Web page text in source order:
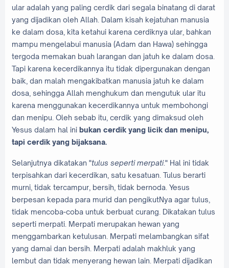
ular adalah yang paling cerdik dari segala binatang di darat
yang dijadikan oleh Allah. Dalam kisah kejatuhan manusia
ke dalam dosa, kita ketahui karena cerdiknya ular, bahkan
mampu mengelabui manusia (Adam dan Hawa) sehingga
tergoda memakan buah larangan dan jatuh ke dalam dosa.
Tapi karena kecerdikannya itu tidak dipergunakan dengan
baik, dan malah mengakibatkan manusia jatuh ke dalam
dosa, sehingga Allah menghukum dan mengutuk ular itu
karena menggunakan kecerdikannya untuk membohongi
dan menipu. Oleh sebab itu, cerdik yang dimaksud oleh
Yesus dalam hal ini bukan cerdik yang licik dan menipu,
tapi cerdik yang bijaksana.
Selanjutnya dikatakan "tulus seperti merpati." Hal ini tidak
terpisahkan dari kecerdikan, satu kesatuan. Tulus berarti
murni, tidak tercampur, bersih, tidak bernoda. Yesus
berpesan kepada para murid dan pengikutNya agar tulus,
tidak mencoba-coba untuk berbuat curang. Dikatakan tulus
seperti merpati. Merpati merupakan hewan yang
menggambarkan ketulusan. Merpati melambangkan sifat
yang damai dan bersih. Merpati adalah makhluk yang
lembut dan tidak menyerang hewan lain. Merpati dijadikan